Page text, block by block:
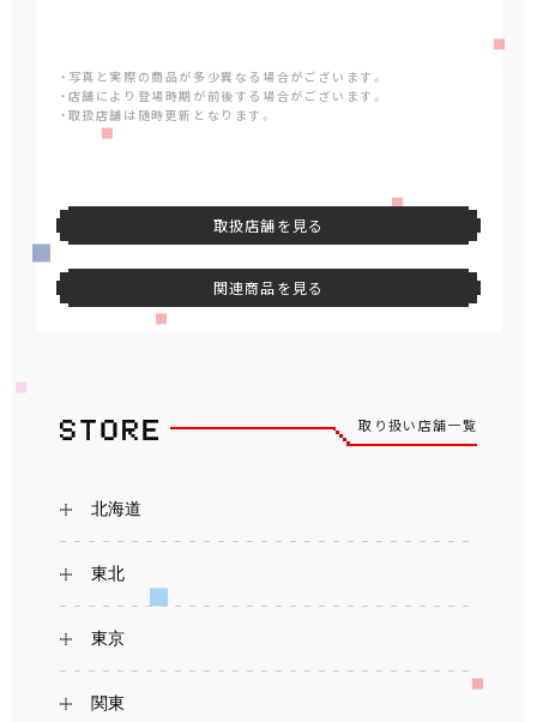
・写真と実際の商品が多少異なる場合がございます。
・店舗により登場時期が前後する場合がございます。
・取扱店舗は随時更新となります。
取扱店舗を見る
関連商品を見る
取り扱い店舗一覧
北海道
東北
東京
関東